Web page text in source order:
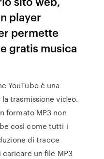
player
permette
gratis musica
YouTube è una
trasmissione video.
formato MP3 non
così come tutti i
di tracce
un file MP3